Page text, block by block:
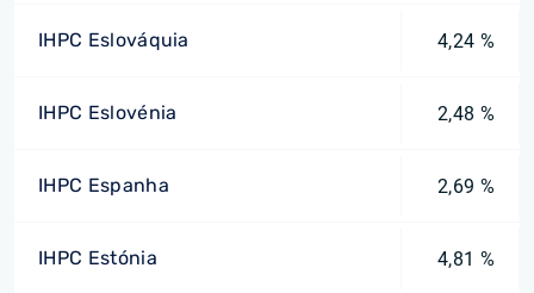
IHPC Eslováquia 4,24 %
IHPC Eslovénia 2,48 %
IHPC Espanha 2,69 %
IHPC Estónia 4,81 %